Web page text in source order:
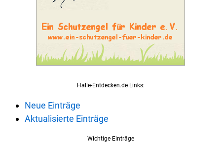
Halle-Entdecken.de Links:
Neue Einträge
Aktualisierte Einträge
Wichtige Einträge